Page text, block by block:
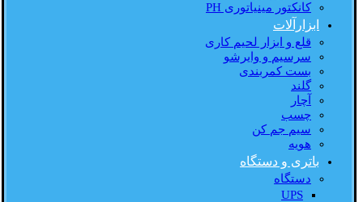
کانکتور مینیاتوری PH
ابزارآلات
قلع و ابزار لحیم کاری
سرسیم و وایرشو
بست کمربندی
گلند
آچار
چسب
سیم جم کن
هویه
باتری و دستگاه
دستگاه
UPS